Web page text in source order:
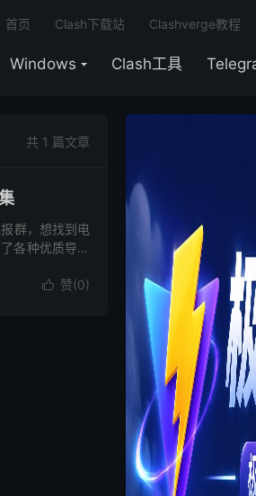
Windows Clash工具
首页 Clash下载站 Clashverge教程
共 1 篇文章
群，想找到电
各种优质导航
 赞(0)